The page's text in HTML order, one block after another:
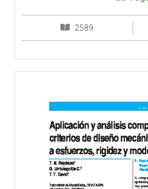
2589